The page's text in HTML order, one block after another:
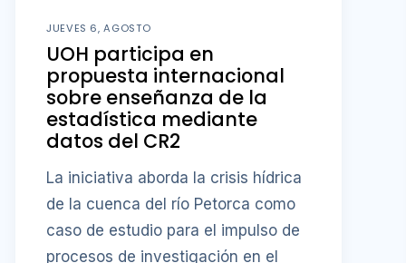
JUEVES 6, AGOSTO
UOH participa en
propuesta internacional
sobre enseñanza de la
estadística mediante
datos del CR2
La iniciativa aborda la crisis hídrica
de la cuenca del río Petorca como
caso de estudio para el impulso de
procesos de investigación en el